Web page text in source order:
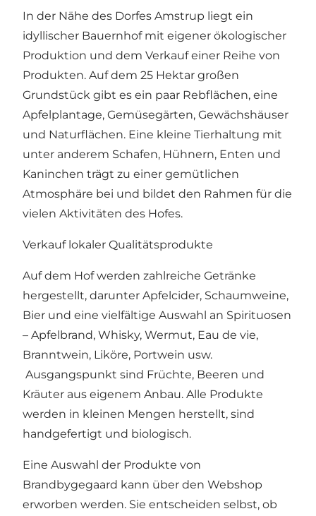
In der Nähe des Dorfes Amstrup liegt ein
idyllischer Bauernhof mit eigener ökologischer
Produktion und dem Verkauf einer Reihe von
Produkten. Auf dem 25 Hektar großen
Grundstück gibt es ein paar Rebflächen, eine
Apfelplantage, Gemüsegärten, Gewächshäuser
und Naturflächen. Eine kleine Tierhaltung mit
unter anderem Schafen, Hühnern, Enten und
Kaninchen trägt zu einer gemütlichen
Atmosphäre bei und bildet den Rahmen für die
vielen Aktivitäten des Hofes.
Verkauf lokaler Qualitätsprodukte
Auf dem Hof werden zahlreiche Getränke
hergestellt, darunter Apfelcider, Schaumweine,
Bier und eine vielfältige Auswahl an Spirituosen
– Apfelbrand, Whisky, Wermut, Eau de vie,
Branntwein, Liköre, Portwein usw.
Ausgangspunkt sind Früchte, Beeren und
Kräuter aus eigenem Anbau. Alle Produkte
werden in kleinen Mengen herstellt, sind
handgefertigt und biologisch.
Eine Auswahl der Produkte von
Brandbygegaard kann über den Webshop
erworben werden. Sie entscheiden selbst, ob